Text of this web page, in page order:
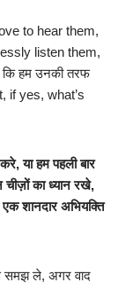
to hear them,
listen them,
कि हम उनकी तरफ
if yes, what’s
या हम पहली बार
का ध्यान रखे,
शानदार अभियक्ति
समझ ले, अगर वाद